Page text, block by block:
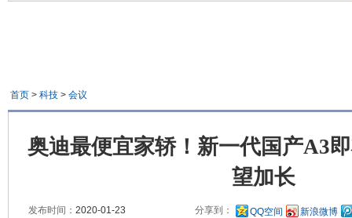
首页> 科技> 会议
奥迪最便宜家轿！新一代国产A3
望加长
发布时间： 2020-01-23 分享到： QQ空间 新浪微博